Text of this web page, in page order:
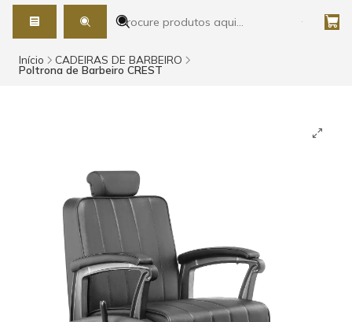
Início CADEIRAS DE BARBEIRO
Poltrona de Barbeiro CREST